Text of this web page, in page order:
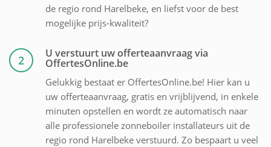
de regio rond Harelbeke, en liefst voor de best
mogelijke prijs-kwaliteit?
2 U verstuurt uw offerteaanvraag via
OffertesOnline.be
Gelukkig bestaat er OffertesOnline.be! Hier kan u
uw offerteaanvraag, gratis en vrijblijvend, in enkele
minuten opstellen en wordt ze automatisch naar
alle professionele zonneboiler installateurs uit de
regio rond Harelbeke verstuurd. Zo bespaart u veel